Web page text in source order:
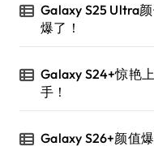
Galaxy S25 Ultra
爆了！
Galaxy S24+惊艳
手！
Galaxy S26+颜值